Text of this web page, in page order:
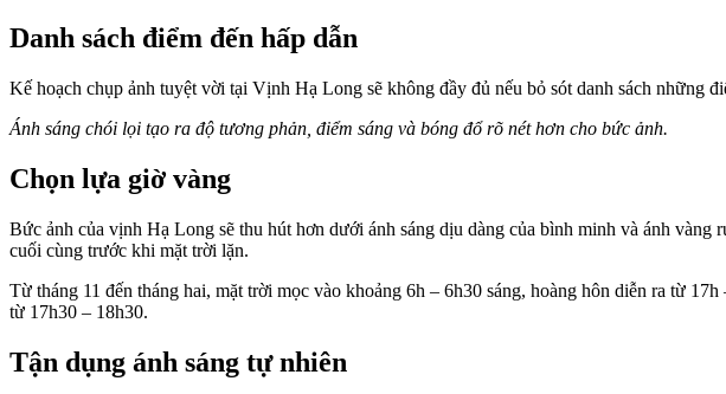
Danh sách điểm đến hấp dẫn
Kế hoạch chụp ảnh tuyệt vời tại Vịnh Hạ Long sẽ không đầy đủ nếu bỏ sót danh sách
Ánh sáng chói lọi tạo ra độ tương phản, điểm sáng và bóng đổ rõ nét hơn cho bức ảnh.
Chọn lựa giờ vàng
Bức ảnh của vịnh Hạ Long sẽ thu hút hơn dưới ánh sáng dịu dàng của bình minh và ánh
cuối cùng trước khi mặt trời lặn.
Từ tháng 11 đến tháng hai, mặt trời mọc vào khoảng 6h – 6h30 sáng, hoàng hôn diễn ra từ
từ 17h30 – 18h30.
Tận dụng ánh sáng tự nhiên